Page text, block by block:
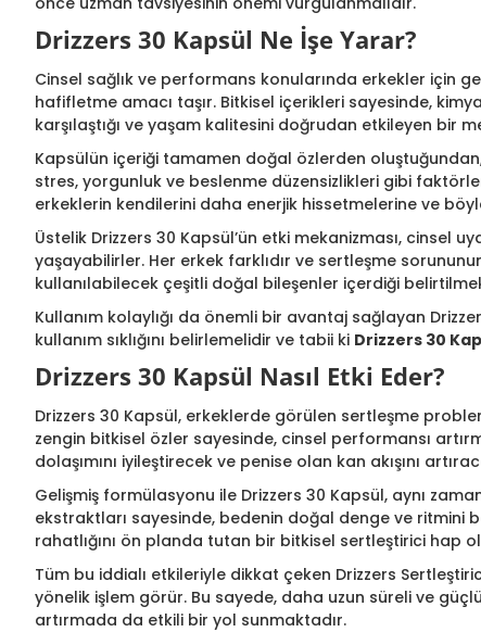
Drizzers 30 Kapsül Ne İşe Yarar?
Cinsel sağlık ve performans konularında erkekler için
hafifletme amacı taşır. Bitkisel içerikleri sayesinde,
karşılaştığı ve yaşam kalitesini doğrudan etkileyen bir
Kapsülün içeriği tamamen doğal özlerden
stres, yorgunluk ve beslenme düzensizlikleri gibi
erkeklerin kendilerini daha enerjik hissetmelerine ve
Üstelik Drizzers 30 Kapsül’ün etki mekanizması, cinsel
yaşayabilirler. Her erkek farklıdır ve sertleşme
kullanılabilecek çeşitli doğal bileşenler içerdiği
Kullanım kolaylığı da önemli bir avantaj sağlayan
kullanım sıklığını belirlemelidir ve tabii ki Drizzers 30
Drizzers 30 Kapsül Nasıl Etki Eder?
Drizzers 30 Kapsül, erkeklerde görülen sertleşme
zengin bitkisel özler sayesinde, cinsel performansı
dolaşımını iyileştirecek ve penise olan kan akışını
Gelişmiş formülasyonu ile Drizzers 30 Kapsül, aynı
ekstraktları sayesinde, bedenin doğal denge ve ritmini
rahatlığını ön planda tutan bir bitkisel sertleştirici hap
Tüm bu iddialı etkileriyle dikkat çeken Drizzers
yönelik işlem görür. Bu sayede, daha uzun süreli ve
artırmada da etkili bir yol sunmaktadır.